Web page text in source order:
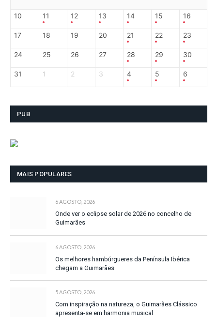
10 11 12 13 14 15 16
17 18 19 20 21 22 23
24 25 26 27 28 29 30
31 1 2 3 4 5 6
PUB
MAIS POPULARES
6 AGOSTO, 2026
Onde ver o eclipse solar de 2026 no concelho de
Guimarães
6 AGOSTO, 2026
Os melhores hambúrgueres da Península Ibérica
chegam a Guimarães
5 AGOSTO, 2026
Com inspiração na natureza, o Guimarães Clássico
apresenta-se em harmonia musical